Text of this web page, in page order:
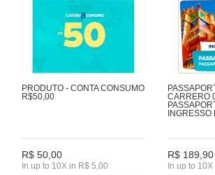
PRODUTO - CONTA CONSUMO
R$50,00
R$ 50,00
In up to 10X in R$ 5,00
CARRERO
INGRESSO
R$ 189,90
In up to